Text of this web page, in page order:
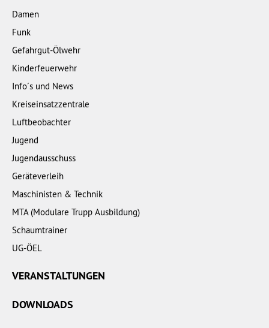
Damen
Funk
Gefahrgut-Ölwehr
Kinderfeuerwehr
Info´s und News
Kreiseinsatzzentrale
Luftbeobachter
Jugend
Jugendausschuss
Geräteverleih
Maschinisten & Technik
MTA (Modulare Trupp Ausbildung)
Schaumtrainer
UG-ÖEL
VERANSTALTUNGEN
DOWNLOADS